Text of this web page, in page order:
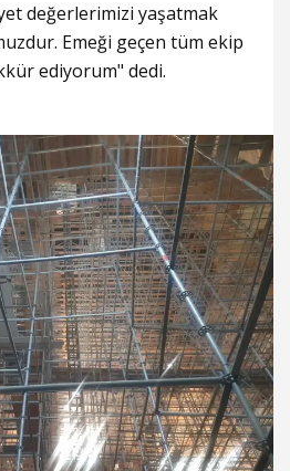
değerlerimizi yaşatmak
Emeği geçen tüm ekip
ediyorum" dedi.